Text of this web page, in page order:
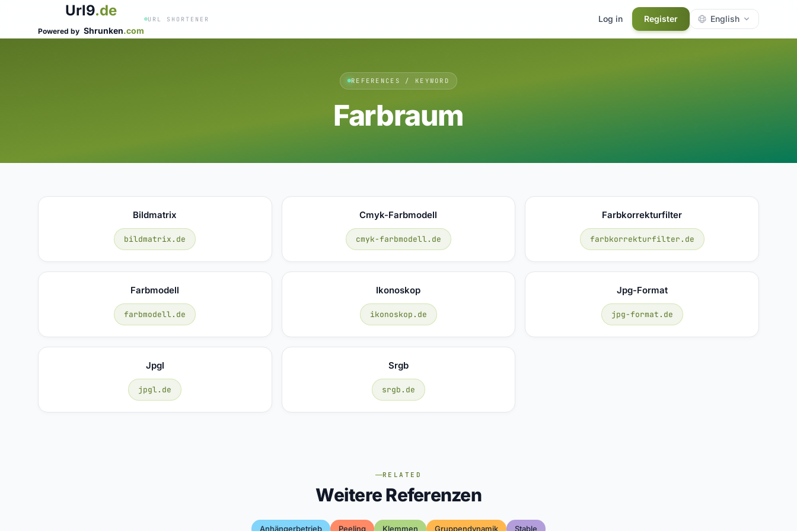
Url9.de
Powered by Shrunken.com
URL SHORTENER Log in Register English
REFERENCES / KEYWORD
Farbraum
Bildmatrix
bildmatrix.de
Cmyk-Farbmodell
cmyk-farbmodell.de
Farbkorrekturfilter
farbkorrekturfilter.de
Farbmodell
farbmodell.de
Ikonoskop
ikonoskop.de
Jpg-Format
jpg-format.de
Jpgl
jpgl.de
Srgb
srgb.de
RELATED
Weitere Referenzen
Anhängerbetrieb Peeling Klemmen Gruppendynamik Stable